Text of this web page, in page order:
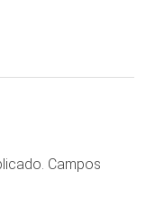
Campos